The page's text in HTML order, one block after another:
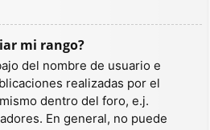
mi rango?
del nombre de usuario e
realizadas por el
dentro del foro, e.j.
En general, no puede